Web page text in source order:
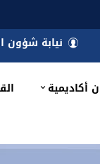
نيابة شؤون
أكاديمية